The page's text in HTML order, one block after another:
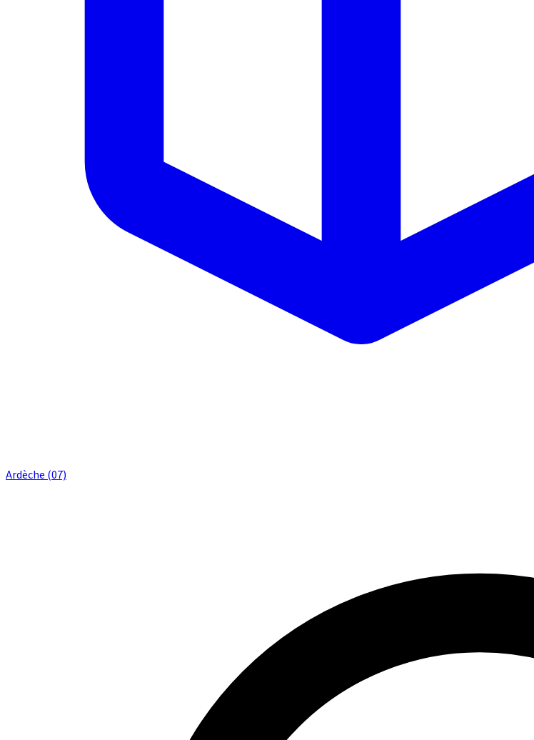
Ardèche (07)